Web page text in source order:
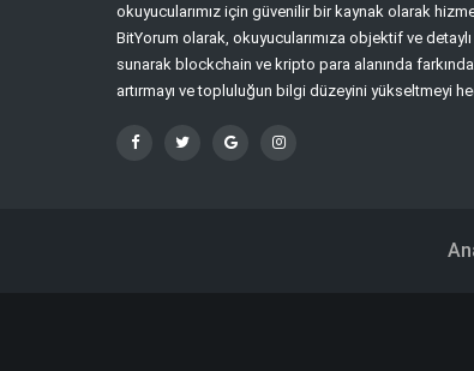
okuyucularımız için güvenilir bir kaynak olarak
BitYorum olarak, okuyucularımıza objektif ve
sunarak blockchain ve kripto para alanında
artırmayı ve topluluğun bilgi düzeyini yükseltmeyi